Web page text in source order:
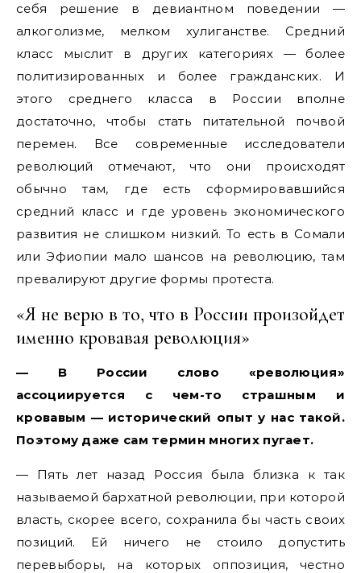
себя решение в девиантном поведении —
алкоголизме, мелком хулиганстве. Средний
класс мыслит в других категориях — более
политизированных и более гражданских. И
этого среднего класса в России вполне
достаточно, чтобы стать питательной почвой
перемен. Все современные исследователи
революций отмечают, что они происходят
обычно там, где есть сформировавшийся
средний класс и где уровень экономического
развития не слишком низкий. То есть в Сомали
или Эфиопии мало шансов на революцию, там
превалируют другие формы протеста.
«Я не верю в то, что в России произойдет
именно кровавая революция»
— В России слово «революция»
ассоциируется с чем-то страшным и
кровавым — исторический опыт у нас такой.
Поэтому даже сам термин многих пугает.
— Пять лет назад Россия была близка к так
называемой бархатной революции, при которой
власть, скорее всего, сохранила бы часть своих
позиций. Ей ничего не стоило допустить
перевыборы, на которых оппозиция, честно